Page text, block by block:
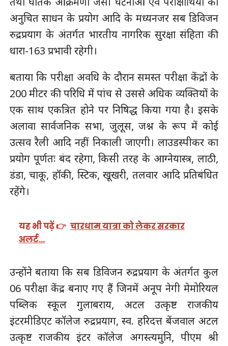
अनुचित साधन के प्रयोग आदि के मध्यनजर सब डिविजन
रुद्रप्रयाग के अंतर्गत भारतीय नागरिक सुरक्षा संहिता की
धारा-163 प्रभावी रहेगी।
बताया कि परीक्षा अवधि के दौरान समस्त परीक्षा केंद्रों के
200 मीटर की परिधि में पांच से उससे अधिक व्यक्तियों के
एक साथ एकत्रित होने पर निषिद्ध किया गया है। इसके
अलावा सार्वजनिक सभा, जुलूस, जश्न के रूप में कोई
उत्सव रैली आदि नहीं निकाली जाएगी। लाउडस्पीकर का
प्रयोग पूर्णतः बंद रहेगा, किसी तरह के आग्नेयास्त्र, लाठी,
डंडा, चाकू, हॉकी, स्टिक, खूखरी, तलवार आदि प्रतिबंधित
रहेंगे।
यह भी पढ़ें 👉 चारधाम यात्रा को लेकर सरकार
अलर्ट…
उन्होंने बताया कि सब डिविजन रुद्रप्रयाग के अंतर्गत कुल
06 परीक्षा केंद्र बनाए गए हैं जिनमें अनूप नेगी मेमोरियल
पब्लिक स्कूल गुलाबराय, अटल उत्कृष्ट राजकीय
इंटरमीडिएट कॉलेज रुद्रप्रयाग, स्व. हरिदत्त बेंजवाल अटल
उत्कृष्ट राजकीय इंटर काॅलेज अगस्त्यमुनि, पीएम श्री